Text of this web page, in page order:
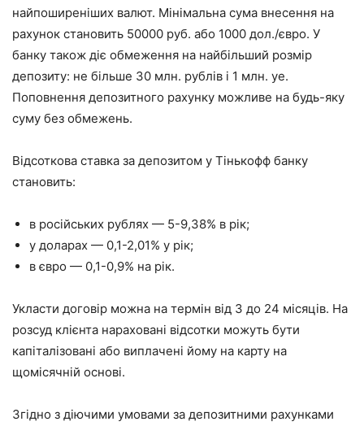
найпоширеніших валют. Мінімальна сума внесення на
рахунок становить 50000 руб. або 1000 дол./євро. У
банку також діє обмеження на найбільший розмір
депозиту: не більше 30 млн. рублів і 1 млн. уе.
Поповнення депозитного рахунку можливе на будь-яку
суму без обмежень.
Відсоткова ставка за депозитом у Тінькофф банку
становить:
в російських рублях — 5-9,38% в рік;
у доларах — 0,1-2,01% у рік;
в євро — 0,1-0,9% на рік.
Укласти договір можна на термін від 3 до 24 місяців. На
розсуд клієнта нараховані відсотки можуть бути
капіталізовані або виплачені йому на карту на
щомісячній основі.
Згідно з діючими умовами за депозитними рахунками